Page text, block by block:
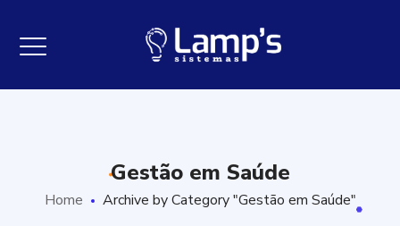
Gestão em Saúde
Home Archive by Category "Gestão em Saúde"